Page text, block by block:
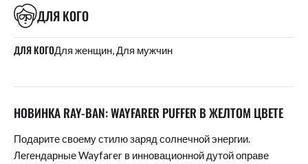
ДЛЯ КОГО
ДЛЯ КОГОДля женщин, Для мужчин
НОВИНКА RAY-BAN: WAYFARER PUFFER В ЖЕЛТОМ ЦВЕТЕ
Подарите своему стилю заряд солнечной энергии.
Легендарные Wayfarer в инновационной дутой оправе